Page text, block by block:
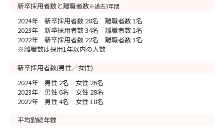
新卒採用者数と離職者数※過去3年間
2024年 新卒採用者数 28名 離職者数 1名
2023年 新卒採用者数 34名 離職者数 1名
2022年 新卒採用者数 22名 離職者数 1名
※離職数は採用1年以内の人数
新卒採用者数(男性／女性)
2024年 男性 2名 女性 26名
2023年 男性 6名 女性 28名
2022年 男性 4名 女性 18名
平均勤続年数